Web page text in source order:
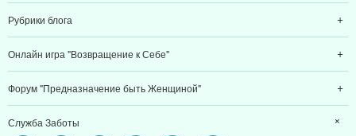
Рубрики блога
Онлайн игра "Возвращение к Себе"
Форум "Предназначение быть Женщиной"
Служба Заботы